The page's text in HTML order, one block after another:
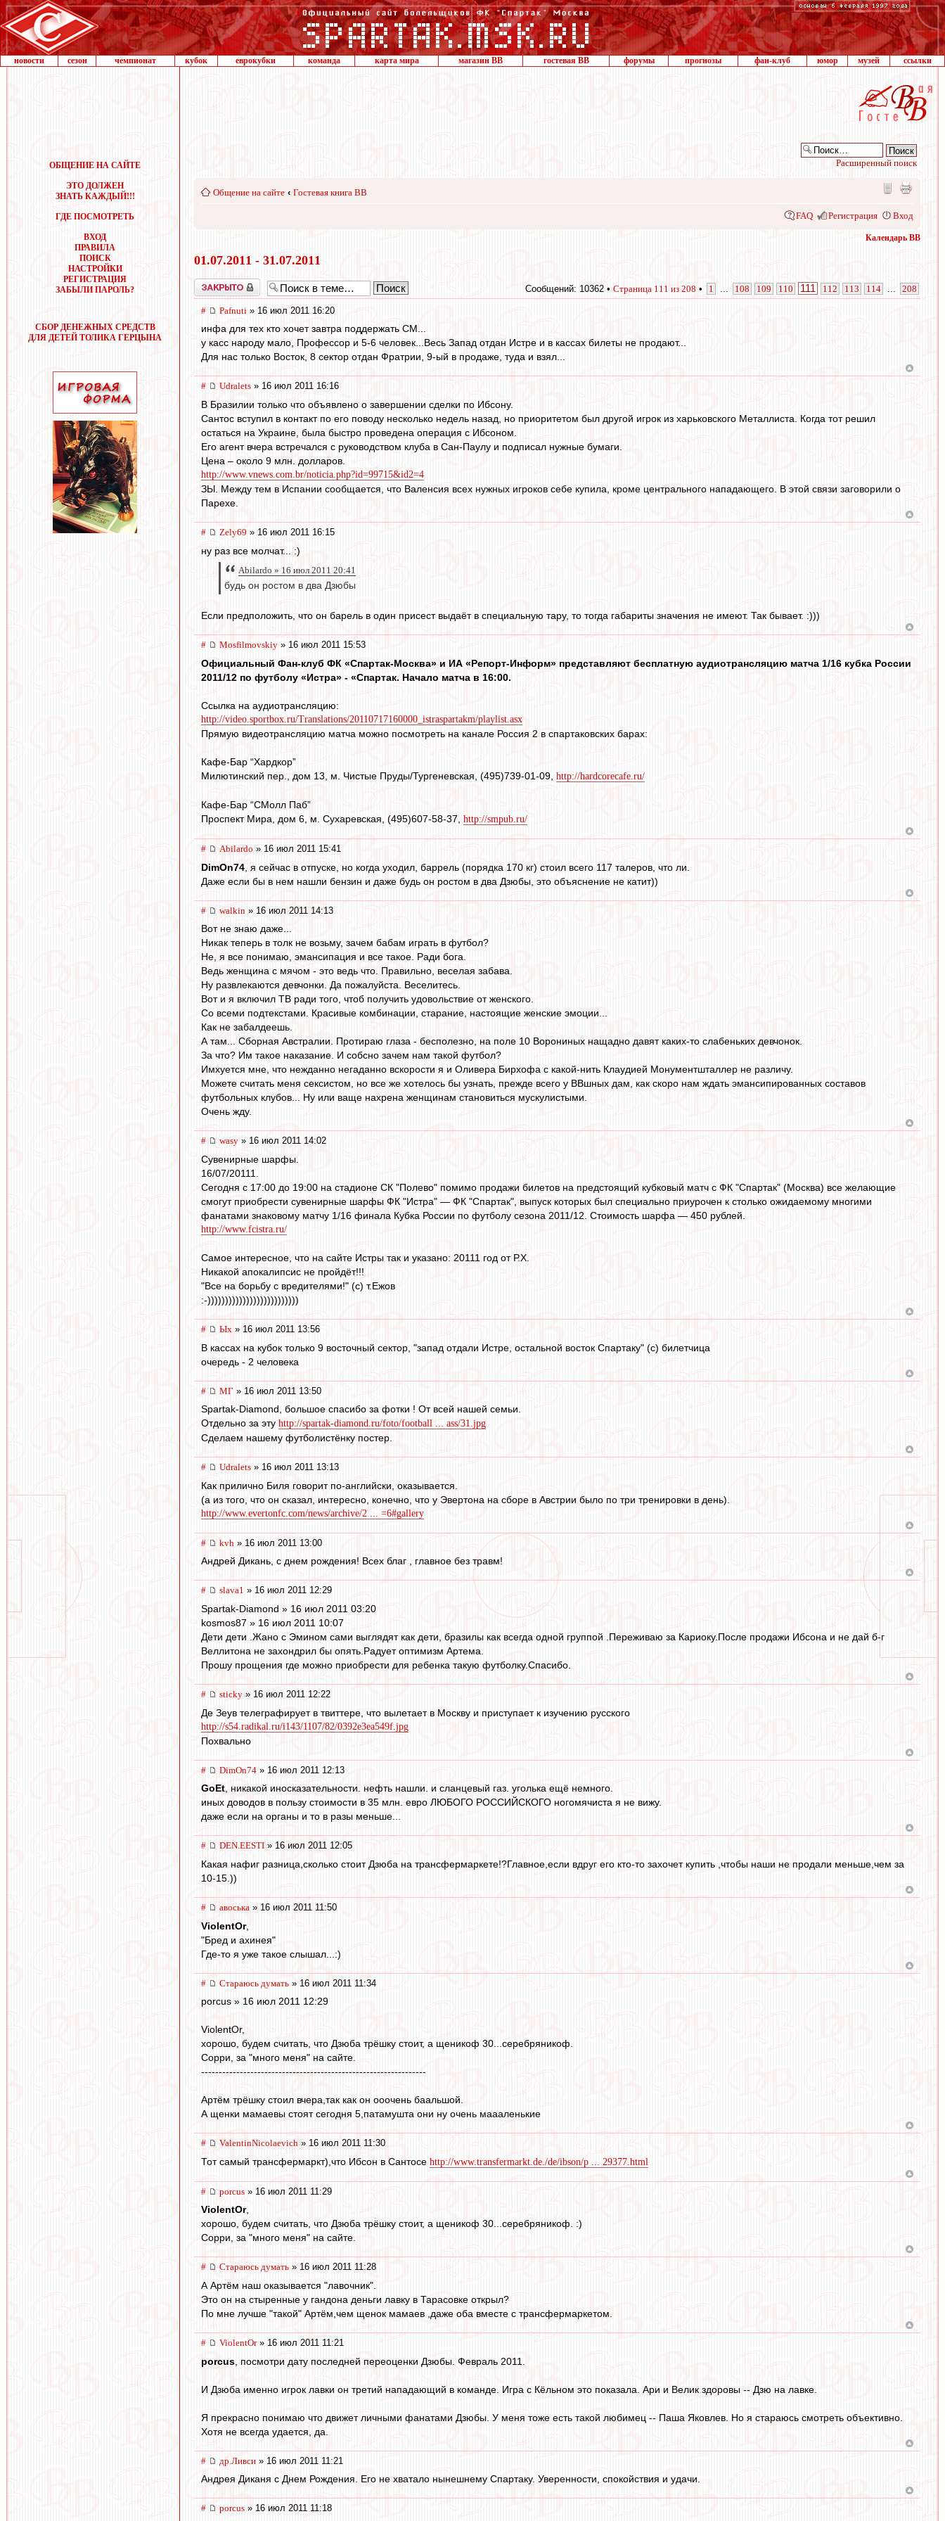
новости сезон чемпионат кубок еврокубки команда карта мира магазин ВВ гостевая ВВ форумы прогнозы фан-клуб юмор музей ссылки
ОБЩЕНИЕ НА САЙТЕ
ЭТО ДОЛЖЕН
ЗНАТЬ КАЖДЫЙ!!!
ГДЕ ПОСМОТРЕТЬ
ВХОД
ПРАВИЛА
ПОИСК
НАСТРОЙКИ
РЕГИСТРАЦИЯ
ЗАБЫЛИ ПАРОЛЬ?
СБОР ДЕНЕЖНЫХ СРЕДСТВ
ДЛЯ ДЕТЕЙ ТОЛИКА ГЕРЦЫНА
Расширенный поиск
Общение на сайте ‹ Гостевая книга ВВ
FAQ Регистрация Вход
Календарь ВВ
01.07.2011 - 31.07.2011
Закрыто Сообщений: 10362 • Страница 111 из 208 • 1 108 109 110 111 112 113 114 208
# Pafnuti » 16 июл 2011 16:20
инфа для тех кто хочет завтра поддержать СМ...
у касс народу мало, Профессор и 5-6 человек...Весь Запад отдан Истре и в кассах билеты не продают...
Для нас только Восток, 8 сектор отдан Фратрии, 9-ый в продаже, туда и взял...
# Udralets » 16 июл 2011 16:16
В Бразилии только что объявлено о завершении сделки по Ибсону.
Сантос вступил в контакт по его поводу несколько недель назад, но приоритетом был другой игрок из харьковского Металлиста. Когда тот решил
остаться на Украине, была быстро проведена операция с Ибсоном.
Его агент вчера встречался с руководством клуба в Сан-Паулу и подписал нужные бумаги.
Цена – около 9 млн. долларов.
http://www.vnews.com.br/noticia.php?id=99715&id2=4
ЗЫ. Между тем в Испании сообщается, что Валенсия всех нужных игроков себе купила, кроме центрального нападающего. В этой связи заговорили о
Парехе.
# Zely69 » 16 июл 2011 16:15
ну раз все молчат... :)
Abilardo » 16 июл 2011 20:41
будь он ростом в два Дзюбы
Если предположить, что он барель в один присест выдаёт в специальную тару, то тогда габариты значения не имеют. Так бывает. :)))
# Mosfilmovskiy » 16 июл 2011 15:53
Официальный Фан-клуб ФК «Спартак-Москва» и ИА «Репорт-Информ» представляют бесплатную аудиотрансляцию матча 1/16 кубка России
2011/12 по футболу «Истра» - «Спартак. Начало матча в 16:00.
Ссылка на аудиотрансляцию:
http://video.sportbox.ru/Translations/20110717160000_istraspartakm/playlist.asx
Прямую видеотрансляцию матча можно посмотреть на канале Россия 2 в спартаковских барах:
Кафе-Бар “Хардкор”
Милютинский пер., дом 13, м. Чистые Пруды/Тургеневская, (495)739-01-09, http://hardcorecafe.ru/
Кафе-Бар “СМолл Паб”
Проспект Мира, дом 6, м. Сухаревская, (495)607-58-37, http://smpub.ru/
# Abilardo » 16 июл 2011 15:41
DimOn74 , я сейчас в отпуске, но когда уходил, баррель (порядка 170 кг) стоил всего 117 талеров, что ли.
Даже если бы в нем нашли бензин и даже будь он ростом в два Дзюбы, это объяснение не катит))
# walkin » 16 июл 2011 14:13
Вот не знаю даже...
Никак теперь в толк не возьму, зачем бабам играть в футбол?
Не, я все понимаю, эмансипация и все такое. Ради бога.
Ведь женщина с мячом - это ведь что. Правильно, веселая забава.
Ну развлекаются девчонки. Да пожалуйста. Веселитесь.
Вот и я включил ТВ ради того, чтоб получить удовольствие от женского.
Со всеми подтекстами. Красивые комбинации, старание, настоящие женские эмоции...
Как не забалдеешь.
А там... Сборная Австралии. Протираю глаза - бесполезно, на поле 10 Ворониных нащадно давят каких-то слабеньких девчонок.
За что? Им такое наказание. И собсно зачем нам такой футбол?
Имхуется мне, что нежданно негаданно вскорости я и Оливера Бирхофа с какой-нить Клаудией Монументшталлер не различу.
Можете считать меня сексистом, но все же хотелось бы узнать, прежде всего у ВВшных дам, как скоро нам ждать эмансипированных составов
футбольных клубов... Ну или ваще нахрена женщинам становиться мускулистыми.
Очень жду.
# wasy » 16 июл 2011 14:02
Сувенирные шарфы.
16/07/20111.
Сегодня с 17:00 до 19:00 на стадионе СК "Полево" помимо продажи билетов на предстоящий кубковый матч с ФК "Спартак" (Москва) все желающие
смогут приобрести сувенирные шарфы ФК "Истра" — ФК "Спартак", выпуск которых был специально приурочен к столько ожидаемому многими
фанатами знаковому матчу 1/16 финала Кубка России по футболу сезона 2011/12. Стоимость шарфа — 450 рублей.
http://www.fcistra.ru/
Самое интересное, что на сайте Истры так и указано: 20111 год от Р.Х.
Никакой апокалипсис не пройдёт!!!
"Все на борьбу с вредителями!" (с) т.Ежов
:-))))))))))))))))))))))))))
# Ых » 16 июл 2011 13:56
В кассах на кубок только 9 восточный сектор, "запад отдали Истре, остальной восток Спартаку" (с) билетчица
очередь - 2 человека
# МГ » 16 июл 2011 13:50
Spartak-Diamond, большое спасибо за фотки ! От всей нашей семьи.
Отдельно за эту http://spartak-diamond.ru/foto/football ... ass/31.jpg
Сделаем нашему футболистёнку постер.
# Udralets » 16 июл 2011 13:13
Как прилично Биля говорит по-английски, оказывается.
(а из того, что он сказал, интересно, конечно, что у Эвертона на сборе в Австрии было по три тренировки в день).
http://www.evertonfc.com/news/archive/2 ... =6#gallery
# kvh » 16 июл 2011 13:00
Андрей Дикань, с днем рождения! Всех благ , главное без травм!
# slava1 » 16 июл 2011 12:29
Spartak-Diamond » 16 июл 2011 03:20
kosmos87 » 16 июл 2011 10:07
Дети дети .Жано с Эмином сами выглядят как дети, бразилы как всегда одной группой .Переживаю за Кариоку.После продажи Ибсона и не дай б-г
Веллитона не захондрил бы опять.Радует оптимизм Артема.
Прошу прощения где можно приобрести для ребенка такую футболку.Cпасибо.
# sticky » 16 июл 2011 12:22
Де Зеув телеграфирует в твиттере, что вылетает в Москву и приступает к изучению русского
http://s54.radikal.ru/i143/1107/82/0392e3ea549f.jpg
Похвально
# DimOn74 » 16 июл 2011 12:13
GoEt, никакой иносказательности. нефть нашли. и сланцевый газ. уголька ещё немного.
иных доводов в пользу стоимости в 35 млн. евро ЛЮБОГО РОССИЙСКОГО ногомячиста я не вижу.
даже если на органы и то в разы меньше...
# DEN.EESTI » 16 июл 2011 12:05
Какая нафиг разница,сколько стоит Дзюба на трансфермаркете!?Главное,если вдруг его кто-то захочет купить ,чтобы наши не продали меньше,чем за
10-15.))
# авоська » 16 июл 2011 11:50
ViolentOr,
"Бред и ахинея"
Где-то я уже такое слышал...:)
# Стараюсь думать » 16 июл 2011 11:34
porcus » 16 июл 2011 12:29
ViolentOr,
хорошо, будем считать, что Дзюба трёшку стоит, а щеникоф 30...серебряникоф.
Сорри, за "много меня" на сайте.
----------------------------------------------------------------
Артём трёшку стоил вчера,так как он ооочень баальшой.
А щенки мамаевы стоят сегодня 5,патамушта они ну очень маааленькие
# ValentinNicolaevich » 16 июл 2011 11:30
Тот самый трансфермаркт),что Ибсон в Сантосе http://www.transfermarkt.de./de/ibson/p ... 29377.html
# porcus » 16 июл 2011 11:29
ViolentOr,
хорошо, будем считать, что Дзюба трёшку стоит, а щеникоф 30...серебряникоф. :)
Сорри, за "много меня" на сайте.
# Стараюсь думать » 16 июл 2011 11:28
А Артём наш оказывается "лавочник".
Это он на стыренные у гандона деньги лавку в Тарасовке открыл?
По мне лучше "такой" Артём,чем щенок мамаев ,даже оба вместе с трансфермаркетом.
# ViolentOr» 16 июл 2011 11:21
porcus , посмотри дату последней переоценки Дзюбы. Февраль 2011.
И Дзюба именно игрок лавки он третий нападающий в команде. Игра с Кёльном это показала. Ари и Велик здоровы -- Дзю на лавке.
Я прекрасно понимаю что движет личными фанатами Дзюбы. У меня тоже есть такой любимец -- Паша Яковлев. Но я стараюсь смотреть объективно.
Хотя не всегда удается, да.
# др.Ливси » 16 июл 2011 11:21
Андрея Диканя с Днем Рождения. Его не хватало нынешнему Спартаку. Уверенности, спокойствия и удачи.
# porcus » 16 июл 2011 11:18